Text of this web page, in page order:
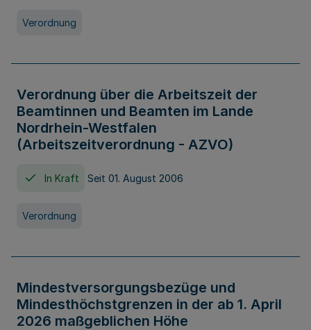
Verordnung
Verordnung über die Arbeitszeit der
Beamtinnen und Beamten im Lande
Nordrhein-Westfalen
(Arbeitszeitverordnung - AZVO)
In Kraft Seit 01. August 2006
Verordnung
Mindestversorgungsbezüge und
Mindesthöchstgrenzen in der ab 1. April
2026 maßgeblichen Höhe